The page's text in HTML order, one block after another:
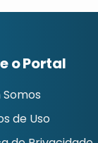
o Portal
de Uso